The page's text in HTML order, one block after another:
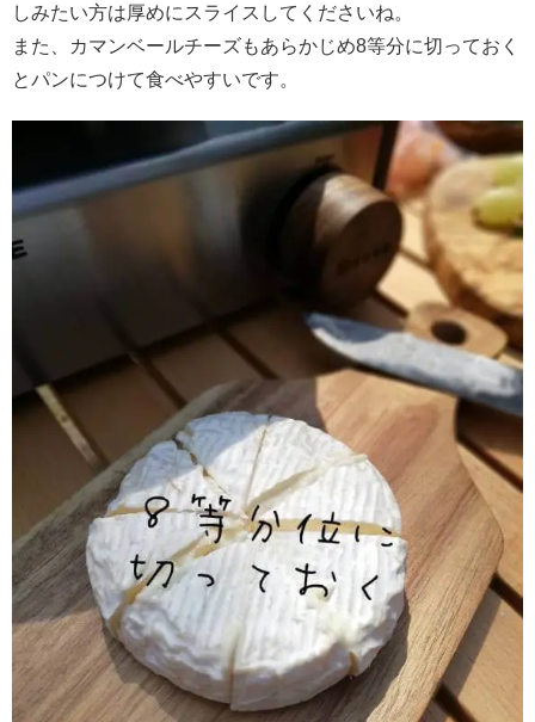
しみたい方は厚めにスライスしてくださいね。
また、
カマンベールチーズもあらかじめ8等分に切っておく
とパンにつけて食べやすいです。